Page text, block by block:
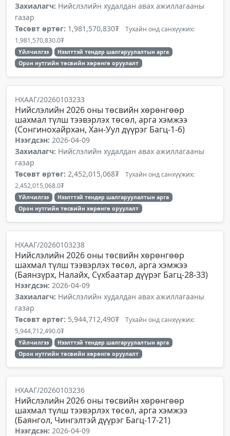
Захиалагч: Нийслэлийн худалдан авах ажиллагааны
газар
Төсөвт өртөг: 1,981,570,830₮ Тухайн онд санхүүжих:
1,981,570,830.0₮
Үйлчилгээ
Нээлттэй тендер шалгаруулалтын арга
Орон нутгийн төсвийн хөрөнгө оруулалт
НХААГ/20260103233
Нийслэлийн 2026 оны төсвийн хөрөнгөөр
шахмал түлш тээвэрлэх төсөл, арга хэмжээ
(Сонгинохайрхан, Хан-Уул дүүрэг Багц-1-6)
Нээгдсэн: 2026-04-09
Захиалагч: Нийслэлийн худалдан авах ажиллагааны
газар
Төсөвт өртөг: 2,452,015,068₮ Тухайн онд санхүүжих:
2,452,015,068.0₮
Үйлчилгээ
Нээлттэй тендер шалгаруулалтын арга
Орон нутгийн төсвийн хөрөнгө оруулалт
НХААГ/20260103238
Нийслэлийн 2026 оны төсвийн хөрөнгөөр
шахмал түлш тээвэрлэх төсөл, арга хэмжээ
(Баянзүрх, Налайх, Сүхбаатар дүүрэг Багц-28-33)
Нээгдсэн: 2026-04-09
Захиалагч: Нийслэлийн худалдан авах ажиллагааны
газар
Төсөвт өртөг: 5,944,712,490₮ Тухайн онд санхүүжих:
5,944,712,490.0₮
Үйлчилгээ
Нээлттэй тендер шалгаруулалтын арга
Орон нутгийн төсвийн хөрөнгө оруулалт
НХААГ/20260103236
Нийслэлийн 2026 оны төсвийн хөрөнгөөр
шахмал түлш тээвэрлэх төсөл, арга хэмжээ
(Баянгол, Чингэлтэй дүүрэг Багц-17-21)
Нээгдсэн: 2026-04-09